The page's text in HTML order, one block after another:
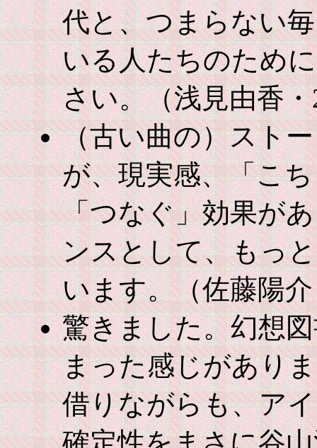
代と、つまらない
いる人たちのため
さい。（浅見由香
（古い曲の）スト
が、現実感、「こ
「つなぐ」効果が
ンスとして、もっ
います。（佐藤陽
驚きました。幻想
まった感じがあり
借りながらも、ア